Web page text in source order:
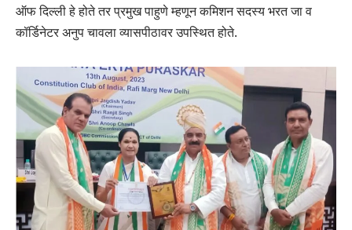
ऑफ दिल्ली हे होते तर प्रमुख पाहुणे म्हणून कमिशन सदस्य भरत जा व
कॉर्डिनेटर अनुप चावला व्यासपीठावर उपस्थित होते.